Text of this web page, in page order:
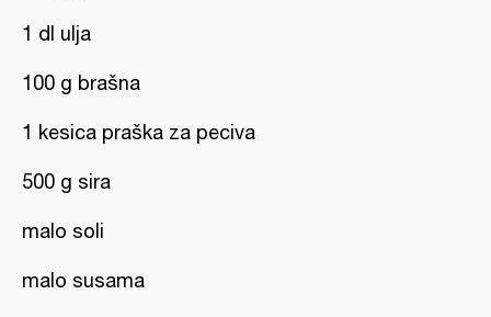
1 dl ulja
100 g brašna
1 kesica praška za peciva
500 g sira
malo soli
malo susama